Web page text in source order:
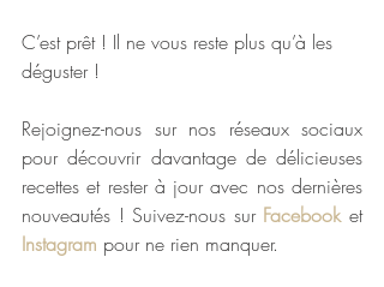
C’est prêt ! Il ne vous reste plus qu’à les
déguster !
Rejoignez-nous sur nos réseaux sociaux
pour découvrir davantage de délicieuses
recettes et rester à jour avec nos dernières
nouveautés ! Suivez-nous sur Facebook
et
Instagram pour ne rien manquer.